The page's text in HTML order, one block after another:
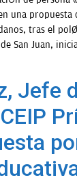
una
tras el
San Juan,
Jefe